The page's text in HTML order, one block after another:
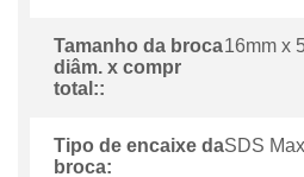
Tamanho da broca
diâm. x compr
total::
16mm x
Tipo de encaixe da
broca:
SDS Max